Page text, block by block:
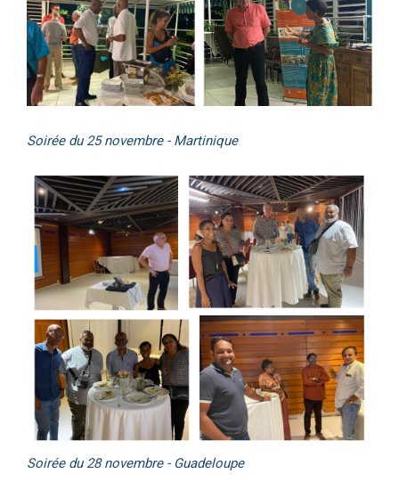
Soirée du 25 novembre - Martinique
Soirée du 28 novembre - Guadeloupe